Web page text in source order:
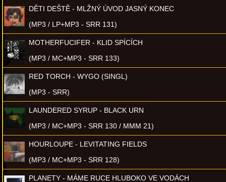
DĚTI DEŠTĚ - MLŽNÝ ÚVOD JASNÝ KONEC
(MP3 / LP+MP3 - SRR 131)
MOTHERFUCIFER - KLID SPÍCÍCH
(MP3 / MC+MP3 - SRR 133)
RED TORCH - WYGO (SINGL)
(MP3 - SRR)
LAUNDERED SYRUP - BLACK URN
(MP3 / MC+MP3 - SRR 130 / MMM 21)
HOURLOUPE - LEVITATING FIELDS
(MP3 / MC+MP3 - SRR 128)
PLANETY - MÁME RUCE HLUBOKO VE VODÁCH